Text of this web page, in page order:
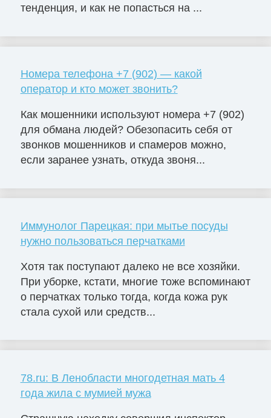
тенденция, и как не попасться на ...
Номера телефона +7 (902) — какой
оператор и кто может звонить?
Как мошенники используют номера +7 (902)
для обмана людей? Обезопасить себя от
звонков мошенников и спамеров можно,
если заранее узнать, откуда звоня...
Иммунолог Парецкая: при мытье посуды
нужно пользоваться перчатками
Хотя так поступают далеко не все хозяйки.
При уборке, кстати, многие тоже вспоминают
о перчатках только тогда, когда кожа рук
стала сухой или средств...
78.ru: В Ленобласти многодетная мать 4
года жила с мумией мужа